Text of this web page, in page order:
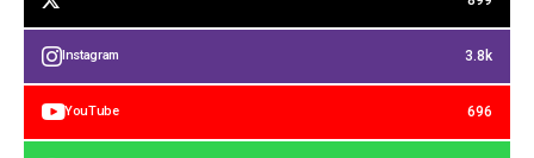
Instagram 3.8k
YouTube 696